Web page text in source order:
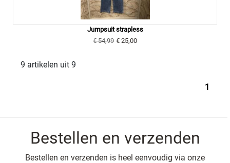
Jumpsuit strapless
€ 54,99 € 25,00
9 artikelen uit 9
1
Bestellen en verzenden
Bestellen en verzenden is heel eenvoudig via onze